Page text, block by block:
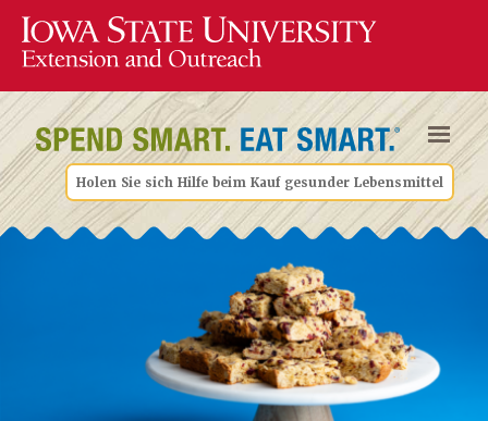
Holen Sie sich Hilfe beim Kauf gesunder Lebensmittel